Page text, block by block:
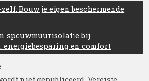
Bouw je eigen beschermende
spouwmuurisolatie bij
energiebesparing en comfort
niet gepubliceerd. Vereiste